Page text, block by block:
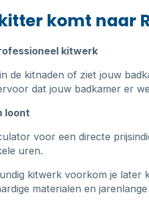
komt naar
kitwerk
de kitnaden of ziet jouw
dat jouw badkamer er
loont
voor een directe
uren.
kitwerk voorkom je later
materialen en